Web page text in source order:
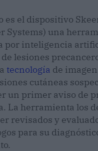
es el dispositivo
Systems) una
por inteligencia
lesiones
tecnología de
cutáneas
un primer aviso de
La herramienta los
revisados y
para su